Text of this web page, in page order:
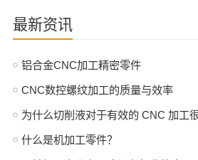
最新资讯
铝合金CNC加工精密零件
CNC数控螺纹加工的质量与效率
什么是机加工零件？